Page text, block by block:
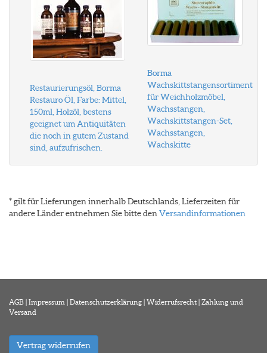
Restaurierungsöl, Borma
Restauro Öl, Farbe: Mittel,
150ml, Holzöl, bestens
geeignet um Antiquitäten
die noch in gutem Zustand
sind, aufzufrischen.
Borma
Wachskittstangensortiment
für Weichholzmöbel,
Wachsstangen,
Wachskittstangen-Set,
Wachsstangen,
Wachskitte
* gilt für Lieferungen innerhalb Deutschlands, Lieferzeiten für
andere Länder entnehmen Sie bitte den Versandinformationen
AGB | Impressum | Datenschutzerklärung | Widerrufsrecht | Zahlung und
Versand
Vertrag widerrufen